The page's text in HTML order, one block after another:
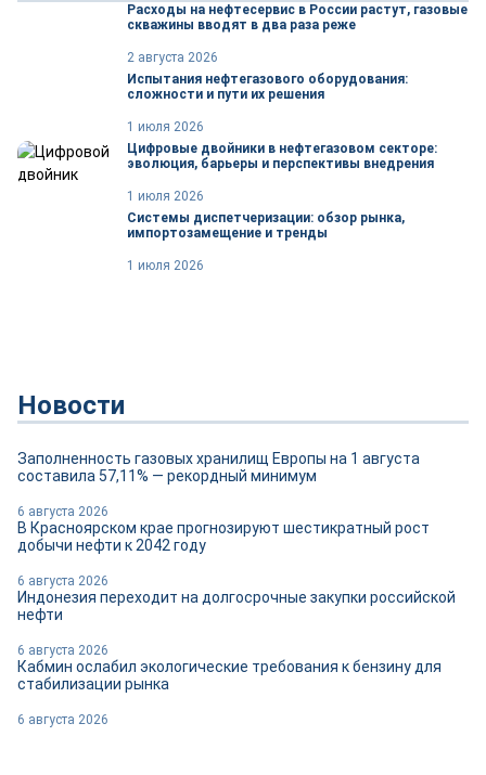
Расходы на нефтесервис в России растут, газовые
скважины вводят в два раза реже
2 августа 2026
Испытания нефтегазового оборудования:
сложности и пути их решения
1 июля 2026
Цифровые двойники в нефтегазовом секторе:
эволюция, барьеры и перспективы внедрения
1 июля 2026
Системы диспетчеризации: обзор рынка,
импортозамещение и тренды
1 июля 2026
Новости
Заполненность газовых хранилищ Европы на 1 августа
составила 57,11% — рекордный минимум
6 августа 2026
В Красноярском крае прогнозируют шестикратный рост
добычи нефти к 2042 году
6 августа 2026
Индонезия переходит на долгосрочные закупки российской
нефти
6 августа 2026
Кабмин ослабил экологические требования к бензину для
стабилизации рынка
6 августа 2026